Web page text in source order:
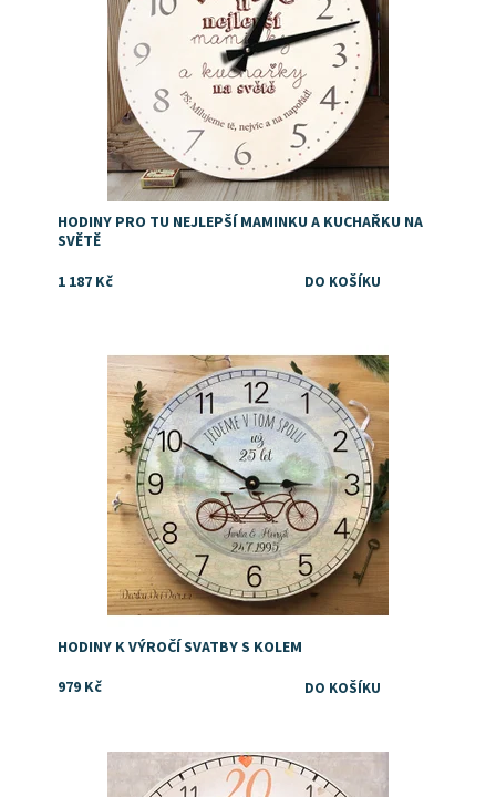
HODINY PRO TU NEJLEPŠÍ MAMINKU A KUCHAŘKU NA
SVĚTĚ
1 187 Kč
Dárek pro rodiček k výročí
Dostupnost:
Skladem
Značka:
DejDar
HODINY K VÝROČÍ SVATBY S KOLEM
979 Kč
Dostupnost:
Skladem
DejDar